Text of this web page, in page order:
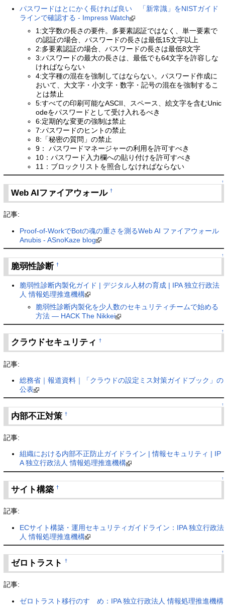
パスワードはとにかく長ければ良い 「新常識」をNISTガイド
ラインで確認する - Impress Watch
1:文字数の長さの要件。多要素認証ではなく、単一要素で
の認証の場合、パスワードの長さは最低15文字以上
2:多要素認証の場合、パスワードの長さは最低8文字
3:パスワードの最大の長さは、最低でも64文字を許容しな
ければならない
4:文字種の混在を強制してはならない。パスワード作成に
おいて、大文字・小文字・数字・記号の混在を強制するこ
とは禁止
5:すべての印刷可能なASCII、スペース、絵文字を含むUnic
odeをパスワードとして受け入れるべき
6:定期的な変更の強制は禁止
7:パスワードのヒントの禁止
8:「秘密の質問」の禁止
9： パスワードマネージャーの利用を許可すべき
10：パスワード入力欄への貼り付けを許可すべき
11：ブロックリストを照合しなければならない
↑
Web AIファイアウォール†
記事:
Proof-of-WorkでBotの魂の重さを測るWeb AI ファイアウォール
Anubis - ASnoKaze blog
↑
脆弱性診断†
脆弱性診断内製化ガイド | デジタル人材の育成 | IPA 独立行政法
人 情報処理推進機構
脆弱性診断内製化を少人数のセキュリティチームで始める
方法 — HACK The Nikkei
↑
クラウドセキュリティ†
記事:
総務省｜報道資料｜「クラウドの設定ミス対策ガイドブック」の
公表
↑
内部不正対策†
記事:
組織における内部不正防止ガイドライン | 情報セキュリティ | IP
A 独立行政法人 情報処理推進機構
↑
サイト構築†
記事:
ECサイト構築・運用セキュリティガイドライン：IPA 独立行政法
人 情報処理推進機構
↑
ゼロトラスト†
記事:
ゼロトラスト移行のすゝめ：IPA 独立行政法人 情報処理推進機構